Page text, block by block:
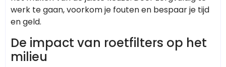
werk te gaan, voorkom je fouten en bespaar je tijd
en geld.
De impact van roetfilters op het
milieu